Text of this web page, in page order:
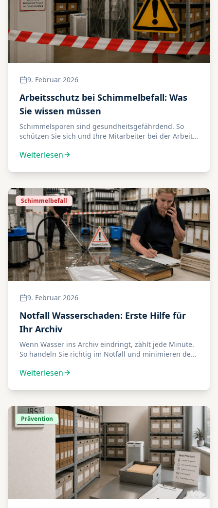
9. Februar 2026
Arbeitsschutz bei Schimmelbefall: Was
Sie wissen müssen
Schimmelsporen sind gesundheitsgefährdend. So
schützen Sie sich und Ihre Mitarbeiter bei der Arbeit
Weiterlesen
Schimmelbefall
9. Februar 2026
Notfall Wasserschaden: Erste Hilfe für
Ihr Archiv
Wenn Wasser ins Archiv eindringt, zählt jede Minute.
So handeln Sie richtig im Notfall und minimieren den
Weiterlesen
Prävention